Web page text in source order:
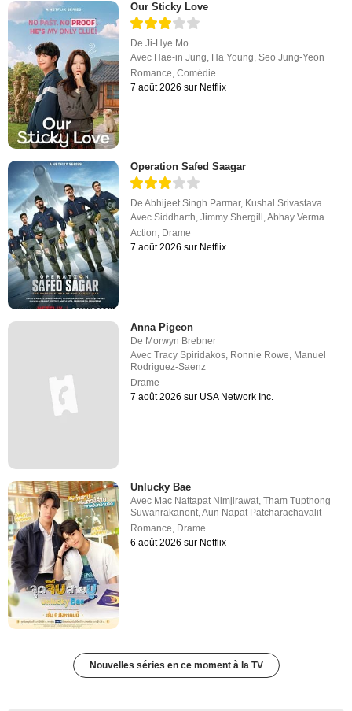
Our Sticky Love
DeJi-Hye Mo
Avec Hae-in Jung, Ha Young,Seo Jung-Yeon
Romance,Comédie
7 août 2026 sur Netflix
Operation Safed Saagar
DeAbhijeet Singh Parmar, Kushal Srivastava
AvecSiddharth,Jimmy Shergill ,Abhay Verma
Action, Drame
7 août 2026 sur Netflix
Anna Pigeon
De Morwyn Brebner
AvecTracy Spiridakos Ronnie Rowe Manuel
Rodriguez-Saenz
Drame
7 août 2026 sur USA Network Inc.
Unlucky Bae
Avec Mac Nattapat Nimjirawat,Tham Tupthong
Suwanrakanont,Aun Napat Patcharachavalit
Romance, Drame
6 août 2026 sur Netflix
Nouvelles séries en ce moment à la TV